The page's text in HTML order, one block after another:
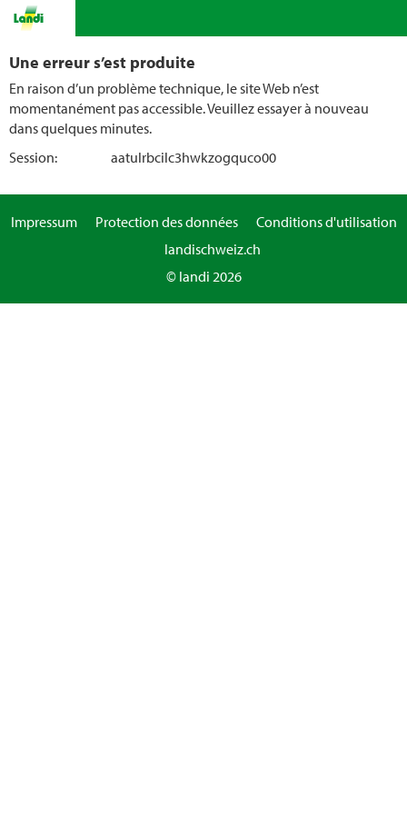
Une erreur s’est produite
En raison d’un problème technique, le site Web n’est
momentanément pas accessible. Veuillez essayer à nouveau
dans quelques minutes.
Session:
aatulrbcilc3hwkzogquco00
Impressum Protection des données
Conditions d'utilisation
landischweiz.ch
© landi 2026